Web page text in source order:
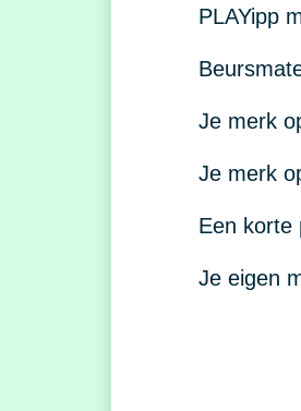
PLAYipp
Je merk
Je merk
Een korte
Je eigen